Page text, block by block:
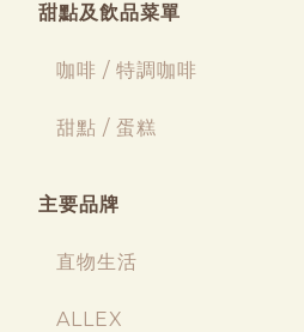
甜點及飲品菜單
咖啡 / 特調咖啡
甜點 / 蛋糕
主要品牌
直物生活
ALLEX